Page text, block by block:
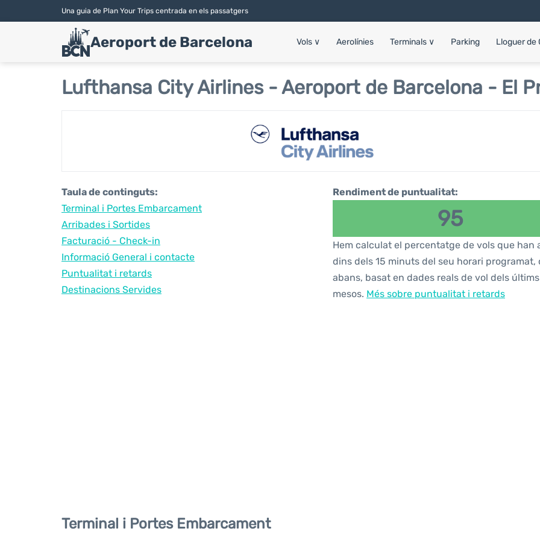
Una guia de Plan Your Trips centrada en els passatgers
Aeroport de Barcelona Vols ∨ Aerolínies Terminals ∨ Parking Lloguer de
Lufthansa City Airlines - Aeroport de Barcelona - El
Taula de continguts:
Terminal i Portes Embarcament
Arribades i Sortides
Facturació - Check-in
Informació General i contacte
Puntualitat i retards
Destinacions Servides
Rendiment de puntualitat:
95
Hem calculat el percentatge de vols que han
dins dels 15 minuts del seu horari programat,
abans, basat en dades reals de vol dels
mesos. Més sobre puntualitat i retards
Terminal i Portes Embarcament